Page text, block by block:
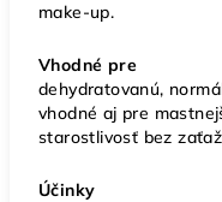
make-up.
Vhodné pre
dehydratovanú,
vhodné aj pre
starostlivosť bez
Účinky